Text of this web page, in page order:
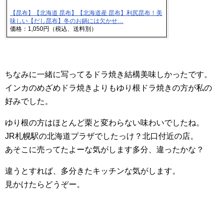
【昆布】【北海道 昆布】【北海道産 昆布】利尻昆布！美
味しい【だし昆布】冬のお鍋には欠かせ…
価格：1,050円（税込、送料別）
ちなみに一緒に写ってるドラ焼き結構美味しかったです。
インカのめざめドラ焼きよりもゆり根ドラ焼きの方が私の
好みでした。
ゆり根の方はほとんど栗と変わらない味わいでしたね。
JR札幌駅の北海道プラザでしたっけ？北口付近の店。
あそこに売ってたよーな気がします多分、違ったかな？
違うとすれば、多分きたキッチンな気がします。
見かけたらどうぞー。